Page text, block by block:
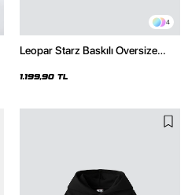
4
Leopar Starz Baskılı Oversize
1.199,90 TL